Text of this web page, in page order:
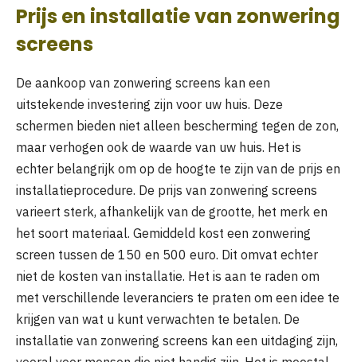
Prijs en installatie van zonwering
screens
De aankoop van zonwering screens kan een
uitstekende investering zijn voor uw huis. Deze
schermen bieden niet alleen bescherming tegen de zon,
maar verhogen ook de waarde van uw huis. Het is
echter belangrijk om op de hoogte te zijn van de prijs en
installatieprocedure. De prijs van zonwering screens
varieert sterk, afhankelijk van de grootte, het merk en
het soort materiaal. Gemiddeld kost een zonwering
screen tussen de 150 en 500 euro. Dit omvat echter
niet de kosten van installatie. Het is aan te raden om
met verschillende leveranciers te praten om een idee te
krijgen van wat u kunt verwachten te betalen. De
installatie van zonwering screens kan een uitdaging zijn,